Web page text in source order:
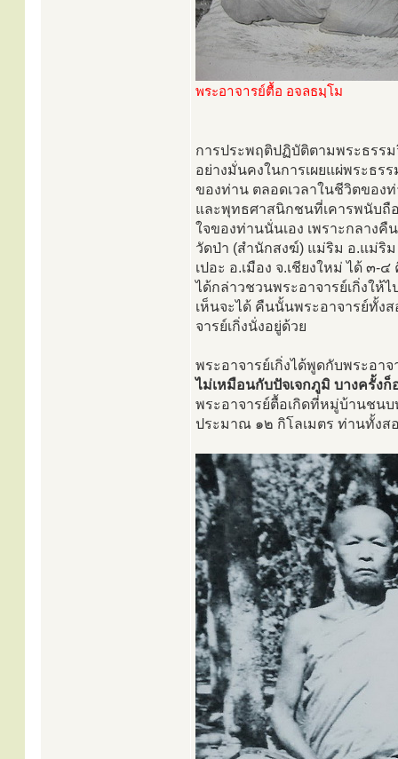
พระอาจารย์ตื้อ อจลธมฺโม
การประพฤติปฏิบัติตามพระธรร
อย่างมั่นคงในการเผยแผ่พระธ
ของท่าน ตลอดเวลาในชีวิตของ
และพุทธศาสนิกชนที่เคารพนับถื
ใจของท่านนั่นเอง เพราะกลางคื
วัดป่า (สำนักสงฆ์) แม่ริม อ.แม่ริ
เปอะ อ.เมือง จ.เชียงใหม่ ได้ ๓
ได้กล่าวชวนพระอาจารย์เกิ่งให้
เห็นจะได้ คืนนั้นพระอาจารย์ทั้ง
จารย์เกิ่งนั่งอยู่ด้วย
พระอาจารย์เกิ่งได้พูดกับพระอ
ไม่เหมือนกับปัจเจกภูมิ บางครั้ง
พระอาจารย์ตื้อเกิดที่หมู่บ้านชน
ประมาณ ๑๒ กิโลเมตร ท่านทั้งส